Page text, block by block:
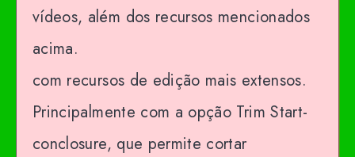
vídeos, além dos recursos mencionados
acima.
com recursos de edição mais extensos.
Principalmente com a opção Trim Start-
conclosure, que permite cortar